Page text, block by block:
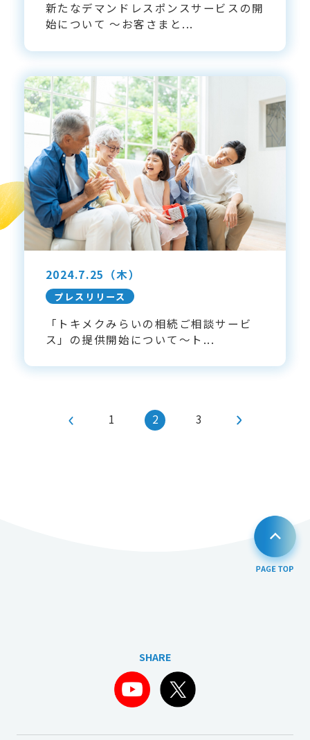
新たなデマンドレスポンスサービスの開
始について ～お客さまと...
2024.7.25 （木）
プレスリリース
「トキメクみらいの相続ご相談サービ
ス」の提供開始について～ト...
1 2 3
SHARE